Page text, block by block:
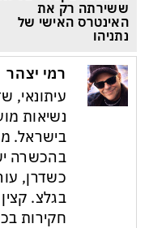
ששירתה רק את
האינטרס האישי של
נתניהו
רמי יצהר
עיתונאי,
נשיאות
בהכשרה
כשדרן,
בגלצ.
חקירות